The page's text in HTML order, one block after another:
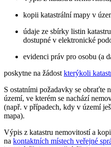
kopii katastrální mapy v
údaje ze sbírky listin
dostupné v elektronické
evidenci práv pro osobu (a
poskytne na žádost kterýkoli
S ostatními požadavky se obraťte
území, ve kterém se nachází
(např. v případech, kdy v území
mapa).
Výpis z katastru nemovitostí a
na kontaktních místech veřejné